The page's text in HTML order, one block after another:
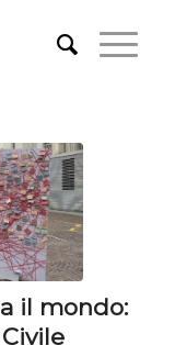
il mondo: